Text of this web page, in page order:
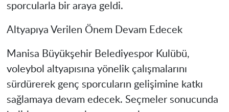
sporcularla bir araya geldi.
Altyapıya Verilen Önem Devam Edecek
Manisa Büyükşehir Belediyespor Kulübü,
voleybol altyapısına yönelik çalışmalarını
sürdürerek genç sporcuların gelişimine katkı
sağlamaya devam edecek. Seçmeler sonucunda